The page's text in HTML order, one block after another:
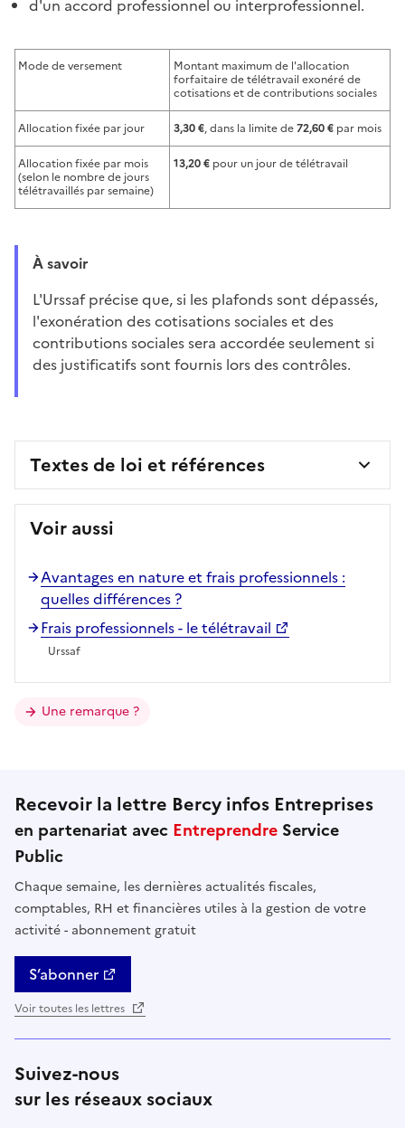
d'un accord professionnel ou interprofessionnel.
Mode de versement
Montant maximum de l'allocation
forfaitaire de télétravail exonéré de
cotisations et de contributions sociales
Allocation fixée par jour 3,30 €, dans la limite de72,60 € par mois
Allocation fixée par mois
(selon le nombre de jours
télétravaillés par semaine)
13,20 € pour un jour de télétravail
À savoir
L'Urssaf précise que, si les plafonds sont dépassés,
l'exonération des cotisations sociales et des
contributions sociales sera accordée seulement si
des justificatifs sont fournis lors des contrôles.
Textes de loi et références
Voir aussi
Avantages en nature et frais professionnels :
quelles différences ?
Frais professionnels - le télétravail
Urssaf
Une remarque ?
Recevoir la lettre Bercy infos Entreprises
en partenariat avec Entreprendre Service
Public
Chaque semaine, les dernières actualités fiscales,
comptables, RH et financières utiles à la gestion de votre
activité - abonnement gratuit
S’abonner
Voir toutes les lettres
Suivez-nous
sur les réseaux sociaux